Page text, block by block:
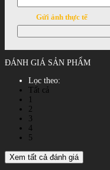
Gửi ảnh thực tế
ĐÁNH GIÁ SẢN PHẨM
Lọc theo:
Tất cả
2
3
4
5
Xem tất cả đánh giá